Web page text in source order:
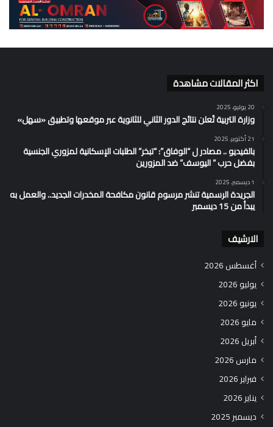
اكثر المقالات مشاهدة
20 يوليو، 2025
وزارة التربية تُعلن نتائج الدور الثاني للثانوية عبر موقعها وتطبيق «سهل»
21 أكتوبر، 2025
بالفيديو .. مصادر ل “الوفاق”: “تبخر” الطلبات الإسكانية لمزوري الجنسية
بفضل حرب ” اليوسف” ضد المزورين
1 ديسمبر، 2025
الجريدة الرسمية تنشر مرسوم قانون مكافحة المخدرات الجديد.. والعمل به
يبدأ من 15 ديسمبر
الارشيف
أغسطس 2026
يوليو 2026
يونيو 2026
مايو 2026
أبريل 2026
مارس 2026
فبراير 2026
يناير 2026
ديسمبر 2025